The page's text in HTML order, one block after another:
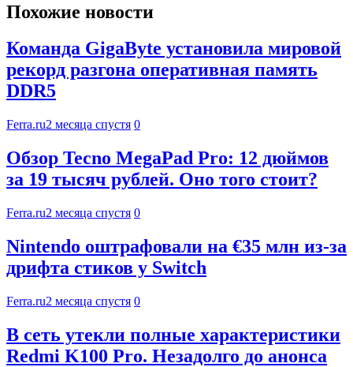
Похожие новости
Команда GigaByte установила мировой
рекорд разгона оперативная память
DDR5
Ferra.ru2 месяца спустя 0
Обзор Tecno MegaPad Pro: 12 дюймов
за 19 тысяч рублей. Оно того стоит?
Ferra.ru2 месяца спустя 0
Nintendo оштрафовали на €35 млн из-за
дрифта стиков у Switch
Ferra.ru2 месяца спустя 0
В сеть утекли полные характеристики
Redmi K100 Pro. Незадолго до анонса